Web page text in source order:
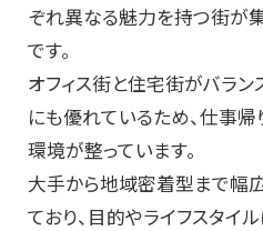
ぞれ異なる魅力を持つ街が
です。
オフィス街と住宅街がバラン
にも優れているため、仕事
環境が整っています。
大手から地域密着型まで幅
ており、目的やライフスタイ